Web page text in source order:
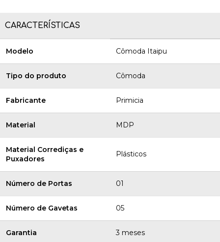
CARACTERÍSTICAS
Modelo Cômoda Itaipu
Tipo do produto Cômoda
Fabricante Primicia
Material MDP
Material Corrediças e
Puxadores
Plásticos
Número de Portas 01
Número de Gavetas 05
Garantia 3 meses